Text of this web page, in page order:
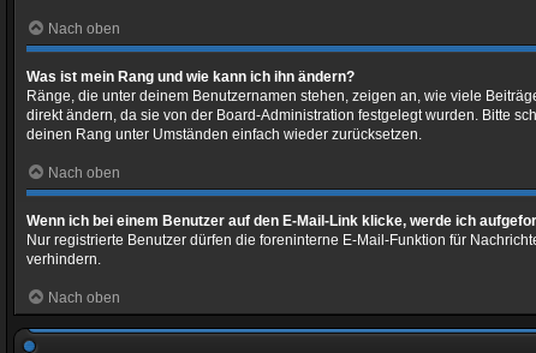
Nach oben
Was ist mein Rang und wie kann ich ihn ändern?
Ränge, die unter deinem Benutzernamen stehen, zeigen an, wie viele
direkt ändern, da sie von der Board-Administration festgelegt wurden. Bitte
deinen Rang unter Umständen einfach wieder zurücksetzen.
Nach oben
Wenn ich bei einem Benutzer auf den E-Mail-Link klicke, werde ich
Nur registrierte Benutzer dürfen die foreninterne E-Mail-Funktion für
verhindern.
Nach oben